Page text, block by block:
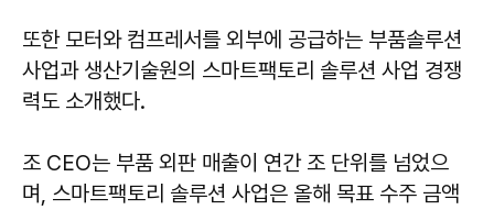
또한 모터와 컴프레서를 외부에 공급하는 부품솔루션
사업과 생산기술원의 스마트팩토리 솔루션 사업 경쟁
력도 소개했다.
조 CEO는 부품 외판 매출이 연간 조 단위를 넘었으
며, 스마트팩토리 솔루션 사업은 올해 목표 수주 금액